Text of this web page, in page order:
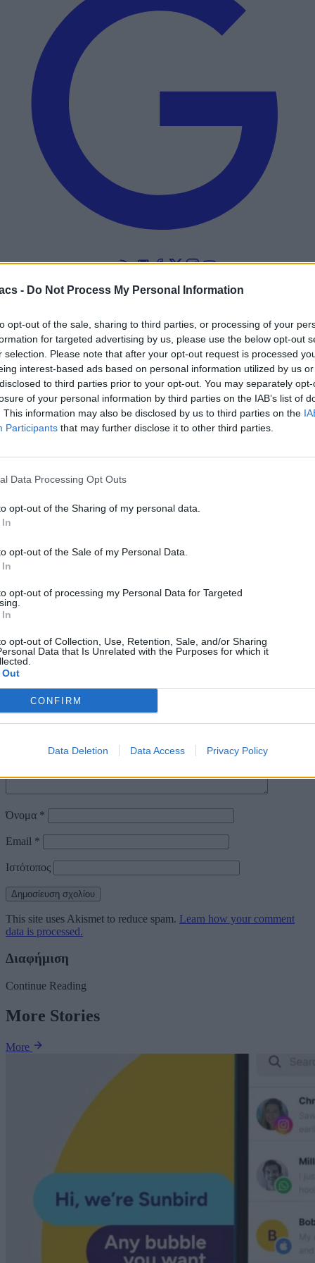
- Do Not Process My Personal Information
opt-out of the sale, sharing to third parties, or processing of your
for targeted advertising by us, please use the below opt-out
selection. Please note that after your opt-out request is processed
interest-based ads based on personal information utilized by us
to third parties prior to your opt-out. You may separately
of your personal information by third parties on the IAB’s list of
This information may also be disclosed by us to third parties on the
Participants that may further disclose it to other third parties.
Data Processing Opt Outs
opt-out of the Sharing of my personal data.
opt-out of the Sale of my Personal Data.
opt-out of processing my Personal Data for Targeted
opt-out of Collection, Use, Retention, Sale, and/or Sharing
Data that Is Unrelated with the Purposes for which it
CONFIRM
Data Deletion Data Access Privacy Policy
Add to preferred sources
Techmaniacs
βήματά μας!
Tags:
No comments
Αφήστε μια απάντηση
Η ηλ. διεύθυνση σας δεν δημοσιεύεται.
σημειώνονται με
Σχόλιο*
Όνομα *
Email *
Ιστότοπος
This site uses Akismet to reduce spam. Learn how your comment
data is processed.
Διαφήμιση
Continue Reading
More Stories
More